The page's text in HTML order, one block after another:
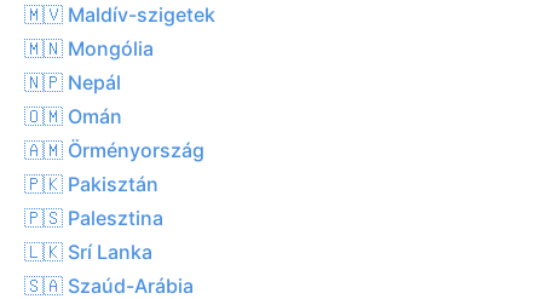
🇲🇻 Maldív-szigetek
🇲🇳 Mongólia
🇳🇵 Nepál
🇴🇲 Omán
🇦🇲 Örményország
🇵🇰 Pakisztán
🇵🇸 Palesztina
🇱🇰 Srí Lanka
🇸🇦 Szaúd-Arábia